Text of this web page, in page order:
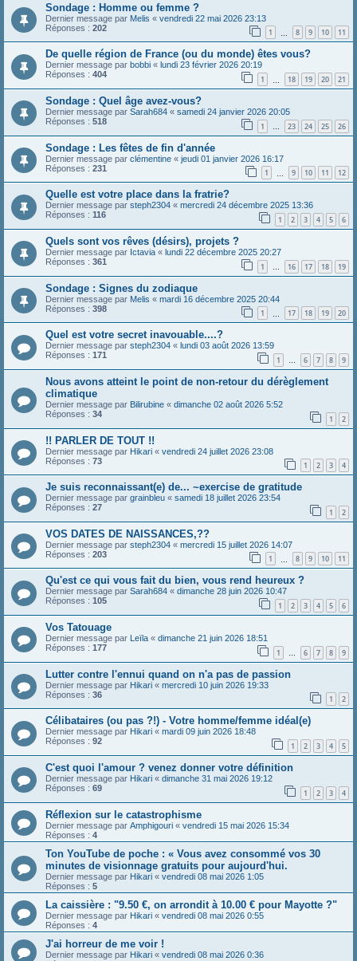
Sondage : Homme ou femme ?
Dernier message par Melis « vendredi 22 mai 2026 23:13
Réponses : 202 1 8 9 10 11
De quelle région de France (ou du monde) êtes vous?
Dernier message par bobbi « lundi 23 février 2026 20:19
Réponses : 404 1 18 19 20 21
Sondage : Quel âge avez-vous?
Dernier message par Sarah684 « samedi 24 janvier 2026 20:05
Réponses : 518 1 … 23 24 25 26
Sondage : Les fêtes de fin d'année
Dernier message par clémentine « jeudi 01 janvier 2026 16:17
Réponses : 231 1 9 10 11 12
Quelle est votre place dans la fratrie?
Dernier message par steph2304 « mercredi 24 décembre 2025 13:36
Réponses : 116 1 2 3 4 5 6
Quels sont vos rêves (désirs), projets ?
Dernier message par Ictavia « lundi 22 décembre 2025 20:27
Réponses : 361 1 … 16 17 18 19
Sondage : Signes du zodiaque
Dernier message par Melis « mardi 16 décembre 2025 20:44
Réponses : 398 1 17 18 19 20
Quel est votre secret inavouable....?
Dernier message par steph2304 « lundi 03 août 2026 13:59
Réponses : 171 1 … 6 7 8 9
Nous avons atteint le point de non-retour du dérèglement
climatique
Dernier message par Bilirubine « dimanche 02 août 2026 5:52
Réponses : 34 1 2
!! PARLER DE TOUT !!
Dernier message par Hikari « vendredi 24 juillet 2026 23:08
Réponses : 73 1 2 3 4
Je suis reconnaissant(e) de... ~exercise de gratitude
Dernier message par grainbleu « samedi 18 juillet 2026 23:54
Réponses : 27 1 2
VOS DATES DE NAISSANCES,??
Dernier message par steph2304 « mercredi 15 juillet 2026 14:07
Réponses : 203 1 8 9 10 11
Qu'est ce qui vous fait du bien, vous rend heureux ?
Dernier message par Sarah684 « dimanche 28 juin 2026 10:47
Réponses : 105 1 2 3 4 5 6
Vos Tatouage
Dernier message par Leïla « dimanche 21 juin 2026 18:51
Réponses : 177 1 … 6 7 8 9
Lutter contre l'ennui quand on n'a pas de passion
Dernier message par Hikari « mercredi 10 juin 2026 19:33
Réponses : 36 1 2
Célibataires (ou pas ?!) - Votre homme/femme idéal(e)
Dernier message par Hikari « mardi 09 juin 2026 18:48
Réponses : 92 1 2 3 4 5
C'est quoi l'amour ? venez donner votre définition
Dernier message par Hikari « dimanche 31 mai 2026 19:12
Réponses : 69 1 2 3 4
Réflexion sur le catastrophisme
Dernier message par Amphigouri « vendredi 15 mai 2026 15:34
Réponses : 4
Ton YouTube de poche : « Vous avez consommé vos 30
minutes de visionnage gratuits pour aujourd'hui.
Dernier message par Hikari « vendredi 08 mai 2026 1:05
Réponses : 5
La caissière : "9.50 €, on arrondit à 10.00 € pour Mayotte ?"
Dernier message par Hikari « vendredi 08 mai 2026 0:55
Réponses : 4
J'ai horreur de me voir !
Dernier message par Hikari « vendredi 08 mai 2026 0:36